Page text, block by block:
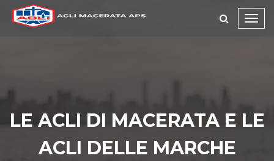
LE ACLI DI MACERATA E LE
ACLI DELLE MARCHE